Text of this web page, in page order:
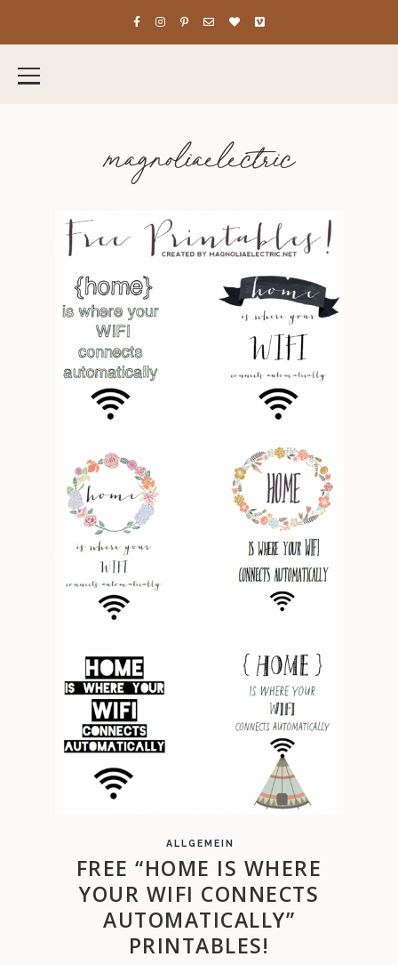
magnoliaelectric
ALLGEMEIN
FREE “HOME IS WHERE
YOUR WIFI CONNECTS
AUTOMATICALLY”
PRINTABLES!